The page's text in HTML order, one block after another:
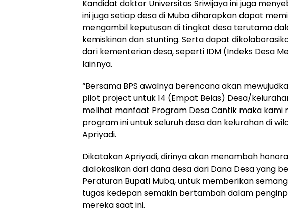
Kandidat doktor Universitas Sriwijaya ini juga
ini juga setiap desa di Muba diharapkan dapat
mengambil keputusan di tingkat desa terutama
kemiskinan dan stunting. Serta dapat
dari kementerian desa, seperti IDM (Indeks Desa
lainnya.
“Bersama BPS awalnya berencana akan
pilot project untuk 14 (Empat Belas) Desa/
melihat manfaat Program Desa Cantik maka kami
program ini untuk seluruh desa dan kelurahan di
Apriyadi.
Dikatakan Apriyadi, dirinya akan menambah
dialokasikan dari dana desa dari Dana Desa yang
Peraturan Bupati Muba, untuk memberikan
tugas kedepan semakin bertambah dalam
mereka saat ini.